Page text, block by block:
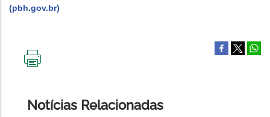
(pbh.gov.br)
Notícias Relacionadas